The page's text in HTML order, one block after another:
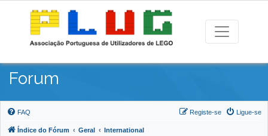
Forum
FAQ Ligue-se
Registe-se
Índice do Fórum Geral International